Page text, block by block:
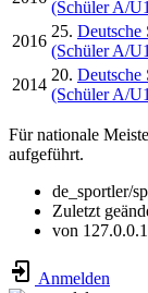
(Schüler A/
2016
25. Deutsche
(Schüler A/
2014
20. Deutsche
(Schüler A/
Für nationale
aufgeführt.
de_sportler/
Zuletzt
von 127.0.0.1
Anmelden